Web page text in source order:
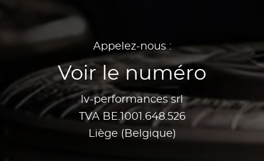
Appelez-nous :
Voir le numéro
lv-performances srl
TVA BE.1001.648.526
Liège (Belgique)